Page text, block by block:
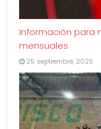
Información para
mensuales
25 septiembre, 2025